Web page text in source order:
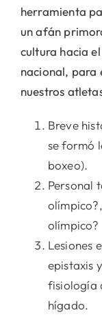
herramienta
un afán
cultura hacia
nacional, para
nuestros
Breve
se formó
boxeo).
Personal
olímpico?
Lesiones
epistaxis
fisiología
hígado.